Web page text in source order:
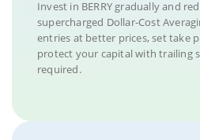
Invest in BERRY gradually and
supercharged Dollar-Cost
entries at better prices, set take
protect your capital with trailing
required.